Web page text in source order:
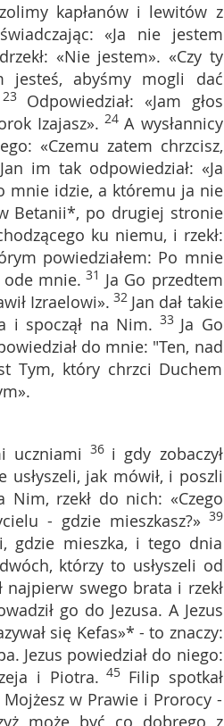
kapłanów i lewitów z
«Ja nie jestem
«Nie jestem». «Czy ty
jesteś, abyśmy mogli dać
23 Odpowiedział: «Jam głos
Izajasz». 24 A wysłannicy
«Czemu zatem chrzcisz,
Jan im tak odpowiedział: «Ja
mnie idzie, a któremu ja nie
Betanii*, po drugiej stronie
ku niemu, i rzekł:
powiedziałem: Po mnie
ode mnie. 31 Ja Go przedtem
Izraelowi». 32 Jan dał takie
i spoczął na Nim. 33 Ja Go
do mnie: "Ten, nad
Tym, który chrzci Duchem
uczniami 36 i gdy zobaczył
usłyszeli, jak mówił, i poszli
Nim, rzekł do nich: «Czego
- gdzie mieszkasz?» 39
gdzie mieszka, i tego dnia
którzy to usłyszeli od
najpierw swego brata i rzekł
go do Jezusa. A Jezus
się Kefas»* - to znaczy:
Jezus powiedział do niego:
i Piotra. 45 Filip spotkał
w Prawie i Prorocy -
może być co dobrego z